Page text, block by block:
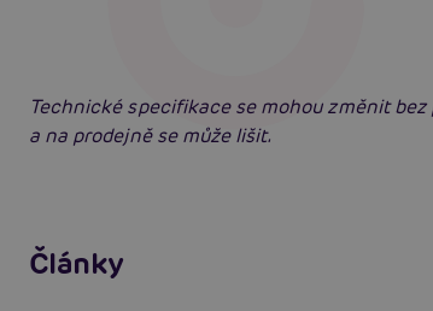
Technické specifikace se mohou změnit
a na prodejně se může lišit.
Články
Jak na zlepšení a podporu erekce